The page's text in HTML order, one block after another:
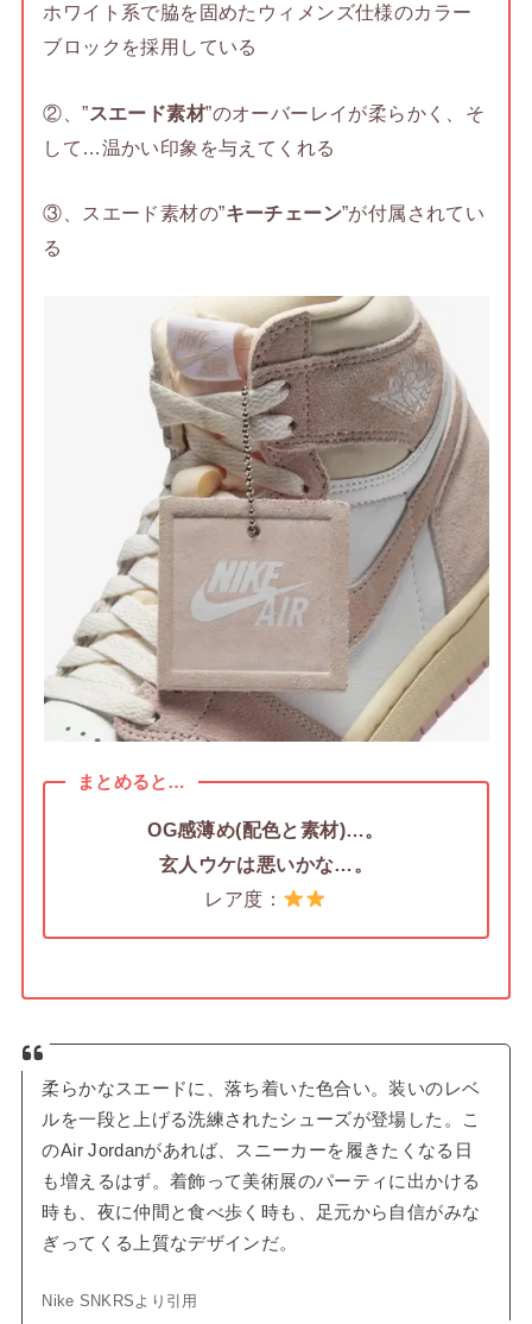
ホワイト系で脇を固めたウィメンズ仕様のカラー
ブロックを採用している
②、”スエード素材”のオーバーレイが柔らかく、そ
して…温かい印象を与えてくれる
③、スエード素材の”キーチェーン”が付属されてい
る
まとめると…
OG感薄め(配色と素材)…。
玄人ウケは悪いかな…。
レア度：
柔らかなスエードに、落ち着いた色合い。装いのレベ
ルを一段と上げる洗練されたシューズが登場した。こ
のAir Jordanがあれば、スニーカーを履きたくなる日
も増えるはず。着飾って美術展のパーティに出かける
時も、夜に仲間と食べ歩く時も、足元から自信がみな
ぎってくる上質なデザインだ。
Nike SNKRSより引用